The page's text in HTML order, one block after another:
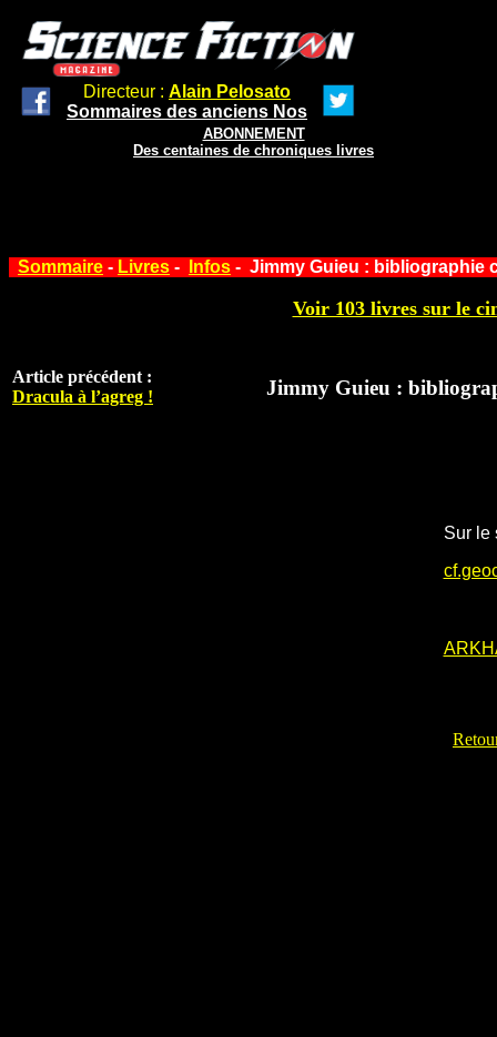
Directeur : Alain Pelosato
Sommaires des anciens Nos
ABONNEMENT
Des centaines de chroniques livres
Sommaire - Livres - Infos - Jimmy Guieu : bibliographie
Voir 103 livres sur le
Article précédent :
Dracula à l’agreg !
Jimmy Guieu :
Sur le